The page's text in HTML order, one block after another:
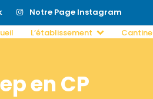
Notre Page Instagram
L’établissement Cantine
en CP